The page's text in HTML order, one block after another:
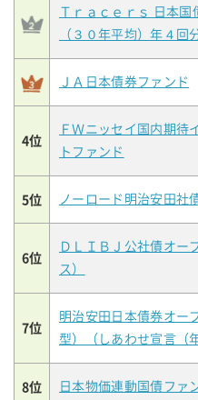
Ｔｒａｃｅｒｓ 日本国
（３０年平均）年４回
ＪＡ日本債券ファンド
4位
ＦＷニッセイ国内期待
トファンド
5位 ノーロード明治安田社
6位
ＤＬＩＢＪ公社債オー
ス）
7位
明治安田日本債券オー
型）（しあわせ宣言（
8位 日本物価連動国債ファ